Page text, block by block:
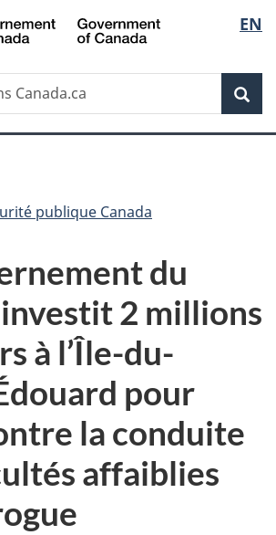
Passer
au
principal
Passer
à
Au
du
Passer
à
version
simplifiée
de
la
EN
publique Canada
du
2 millions
à l’Île-du-
pour
la conduite
affaiblies